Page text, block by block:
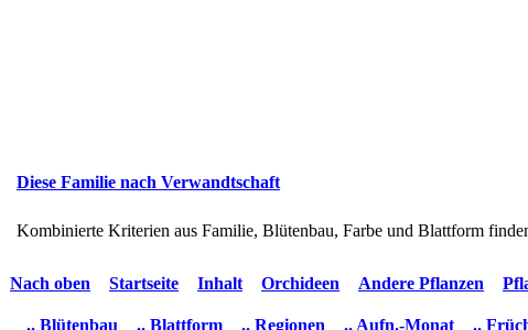
Diese Familie nach Verwandtschaft
Kombinierte Kriterien aus Familie, Blütenbau, Farbe und Blattform
Nach oben Startseite Inhalt Orchideen Andere Pflanzen
.. Blütenbau .. Blattform .. Regionen .. Aufn.-Monat ..